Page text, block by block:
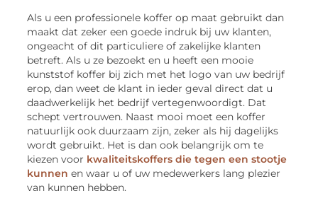
Als u een professionele koffer op maat gebruikt dan
maakt dat zeker een goede indruk bij uw klanten,
ongeacht of dit particuliere of zakelijke klanten
betreft. Als u ze bezoekt en u heeft een mooie
kunststof koffer bij zich met het logo van uw bedrijf
erop, dan weet de klant in ieder geval direct dat u
daadwerkelijk het bedrijf vertegenwoordigt. Dat
schept vertrouwen. Naast mooi moet een koffer
natuurlijk ook duurzaam zijn, zeker als hij dagelijks
wordt gebruikt. Het is dan ook belangrijk om te
kiezen voor kwaliteitskoffers die tegen een stootje
kunnen en waar u of uw medewerkers lang plezier
van kunnen hebben.